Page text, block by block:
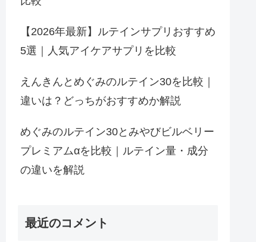
【2026年最新】ルテインサプリおすすめ
5選｜人気アイケアサプリを比較
えんきんとめぐみのルテイン30を比較｜
違いは？どっちがおすすめか解説
めぐみのルテイン30とみやびビルベリー
プレミアムαを比較｜ルテイン量・成分
の違いを解説
最近のコメント